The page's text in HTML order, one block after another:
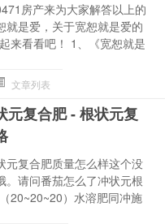
房产来为大家解答以上的
就是爱，关于宽恕就是爱的
来看看吧！ 1、《宽恕就是
文章列表
元复合肥 - 根状元复
元复合肥质量怎么样这个没
。请问番茄怎么了冲状元根
20~20~20）水溶肥同冲施